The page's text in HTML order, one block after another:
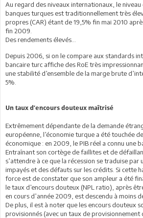
Au regard des niveaux internationaux, le
banques turques est traditionnellement très
propres (CAR) étant de 19,5% fin mai 2010
fin 2009.
Des rendements élevés…
Depuis 2006, si on le compare aux standards
bancaire turc affiche des RoE très
une stabilité d’ensemble de la marge brute
5%.
Un taux d’encours douteux maîtrisé
Extrêmement dépendante de la demande
européenne, l’économie turque a été touchée
économique : en 2009, le PIB réel a connu une
Entraînant son cortège de faillites et de
s’attendre à ce que la récession se traduise par
impayés et des défauts sur les crédits. Si cette
force est de constater que son ampleur a été
le taux d’encours douteux (NPL ratio), après
en cours d’année 2009, est descendu à moins
De plus, il est à noter que les encours douteux
provisionnés (avec un taux de